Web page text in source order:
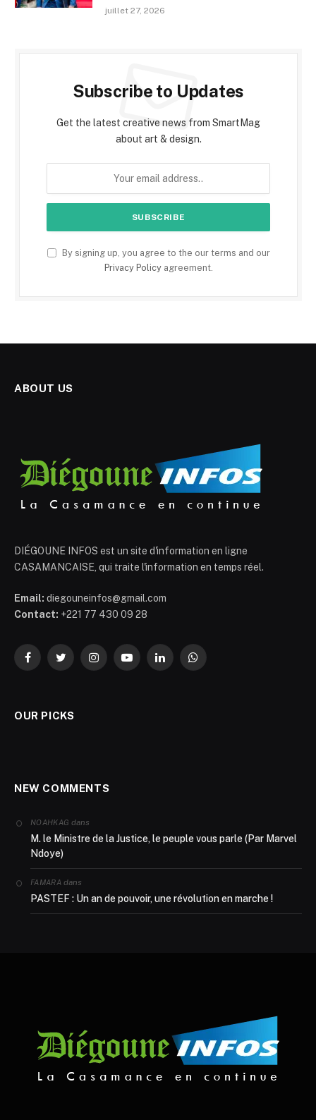
juillet 27, 2026
Subscribe to Updates
Get the latest creative news from SmartMag
about art & design.
By signing up, you agree to the our terms and our
Privacy Policyagreement.
ABOUT US
DIÉGOUNE INFOS est un site d'information en ligne
CASAMANCAISE, qui traite l'information en temps réel.
Email: diegouneinfos@gmail.com
Contact: +221 77 430 09 28
FacebookTwitterInstagramYouTubeLinkedInWhatsApp
OUR PICKS
NEW COMMENTS
NOAHKAG dans
M. le Ministre de la Justice, le peuple vous parle (Par Marvel
Ndoye)
FAMARAdans
PASTEF : Un an de pouvoir, une révolution en marche !